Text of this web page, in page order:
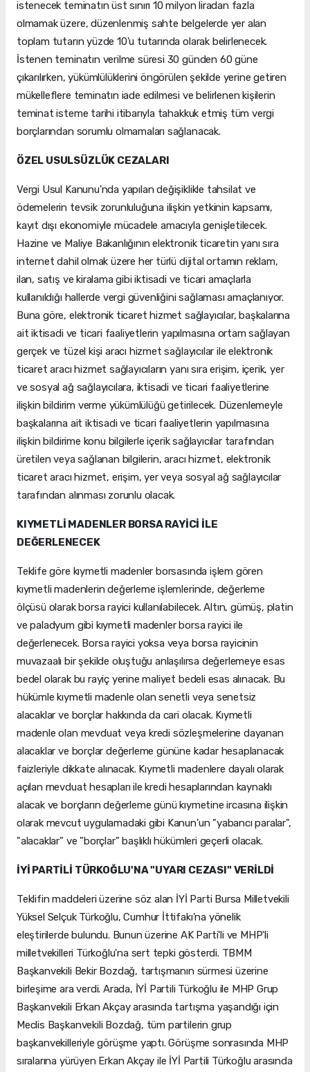
istenecek teminatın üst sınırı 10 milyon liradan fazla
olmamak üzere, düzenlenmiş sahte belgelerde yer alan
toplam tutarın yüzde 10'u tutarında olarak belirlenecek.
İstenen teminatın verilme süresi 30 günden 60 güne
çıkarılırken, yükümlülüklerini öngörülen şekilde yerine getiren
mükelleflere teminatın iade edilmesi ve belirlenen kişilerin
teminat isteme tarihi itibarıyla tahakkuk etmiş tüm vergi
borçlarından sorumlu olmamaları sağlanacak.
ÖZEL USULSÜZLÜK CEZALARI
Vergi Usul Kanunu'nda yapılan değişiklikle tahsilat ve
ödemelerin tevsik zorunluluğuna ilişkin yetkinin kapsamı,
kayıt dışı ekonomiyle mücadele amacıyla genişletilecek.
Hazine ve Maliye Bakanlığının elektronik ticaretin yanı sıra
internet dahil olmak üzere her türlü dijital ortamın reklam,
ilan, satış ve kiralama gibi iktisadi ve ticari amaçlarla
kullanıldığı hallerde vergi güvenliğini sağlaması amaçlanıyor.
Buna göre, elektronik ticaret hizmet sağlayıcılar, başkalarına
ait iktisadi ve ticari faaliyetlerin yapılmasına ortam sağlayan
gerçek ve tüzel kişi aracı hizmet sağlayıcılar ile elektronik
ticaret aracı hizmet sağlayıcıların yanı sıra erişim, içerik, yer
ve sosyal ağ sağlayıcılara, iktisadi ve ticari faaliyetlerine
ilişkin bildirim verme yükümlülüğü getirilecek. Düzenlemeyle
başkalarına ait iktisadi ve ticari faaliyetlerin yapılmasına
ilişkin bildirime konu bilgilerle içerik sağlayıcılar tarafından
üretilen veya sağlanan bilgilerin, aracı hizmet, elektronik
ticaret aracı hizmet, erişim, yer veya sosyal ağ sağlayıcılar
tarafından alınması zorunlu olacak.
KIYMETLİ MADENLER BORSA RAYİCİ İLE
DEĞERLENECEK
Teklife göre kıymetli madenler borsasında işlem gören
kıymetli madenlerin değerleme işlemlerinde, değerleme
ölçüsü olarak borsa rayici kullanılabilecek. Altın, gümüş, platin
ve paladyum gibi kıymetli madenler borsa rayici ile
değerlenecek. Borsa rayici yoksa veya borsa rayicinin
muvazaalı bir şekilde oluştuğu anlaşılırsa değerlemeye esas
bedel olarak bu rayiç yerine maliyet bedeli esas alınacak. Bu
hükümle kıymetli madenle olan senetli veya senetsiz
alacaklar ve borçlar hakkında da cari olacak. Kıymetli
madenle olan mevduat veya kredi sözleşmelerine dayanan
alacaklar ve borçlar değerleme gününe kadar hesaplanacak
faizleriyle dikkate alınacak. Kıymetli madenlere dayalı olarak
açılan mevduat hesapları ile kredi hesaplarından kaynaklı
alacak ve borçların değerleme günü kıymetine ircasına ilişkin
olarak mevcut uygulamadaki gibi Kanun'un "yabancı paralar",
"alacaklar" ve "borçlar" başlıklı hükümleri geçerli olacak.
İYİ PARTİLİ TÜRKOĞLU'NA "UYARI CEZASI" VERİLDİ
Teklifin maddeleri üzerine söz alan İYİ Parti Bursa Milletvekili
Yüksel Selçuk Türkoğlu, Cumhur İttifakı'na yönelik
eleştirilerde bulundu. Bunun üzerine AK Parti'li ve MHP'li
milletvekilleri Türkoğlu'na sert tepki gösterdi. TBMM
Başkanvekili Bekir Bozdağ, tartışmanın sürmesi üzerine
birleşime ara verdi. Arada, İYİ Partili Türkoğlu ile MHP Grup
Başkanvekili Erkan Akçay arasında tartışma yaşandığı için
Meclis Başkanvekili Bozdağ, tüm partilerin grup
başkanvekilleriyle görüşme yaptı. Görüşme sonrasında MHP
sıralarına yürüyen Erkan Akçay ile İYİ Partili Türkoğlu arasında